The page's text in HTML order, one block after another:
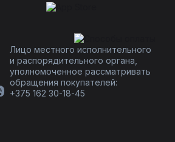
Лицо местного исполнительного
и распорядительного органа,
уполномоченное рассматривать
обращения покупателей:
+375 162 30-18-45